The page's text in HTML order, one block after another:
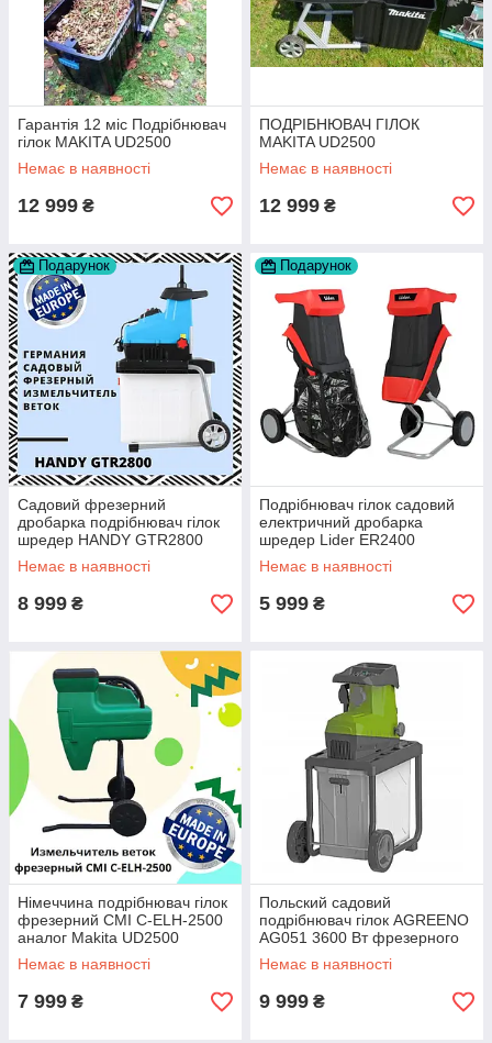
Гарантія 12 міс Подрібнювач
гілок MAKITA UD2500
Немає в наявності
12 999 ₴
ПОДРІБНЮВАЧ ГІЛОК
MAKITA UD2500
Немає в наявності
12 999 ₴
Подарунок
Садовий фрезерний
дробарка подрібнювач гілок
шредер HANDY GTR2800
Польща аналог Makita UD
2500
Немає в наявності
8 999 ₴
Подарунок
Подрібнювач гілок садовий
електричний дробарка
шредер Lider ER2400
Польща
Немає в наявності
5 999 ₴
Німеччина подрібнювач гілок
фрезерний CMI C-ELH-2500
аналог Makita UD2500
Немає в наявності
7 999 ₴
Польский садовий
подрібнювач гілок AGREENO
AG051 3600 Вт фрезерного
типу
Немає в наявності
9 999 ₴